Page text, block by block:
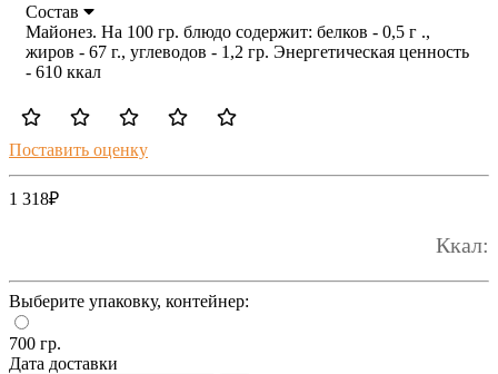
Состав
Майонез. На 100 гр. блюдо содержит: белков - 0,5 г .,
жиров - 67 г., углеводов - 1,2 гр. Энергетическая ценность
- 610 ккал
Поставить оценку
1 318₽
Ккал:
Выберите упаковку, контейнер:
700 гр.
Дата доставки